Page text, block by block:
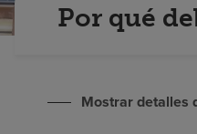
Por qué
Mostrar detalles